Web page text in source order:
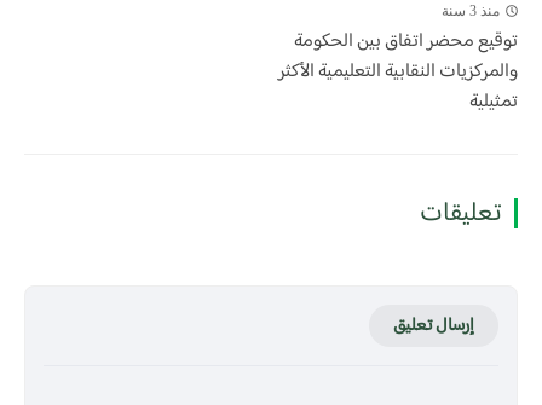
منذ 3 سنة
توقيع محضر اتفاق بين الحكومة
والمركزيات النقابية التعليمية الأكثر
تمثيلية
تعليقات
إرسال تعليق